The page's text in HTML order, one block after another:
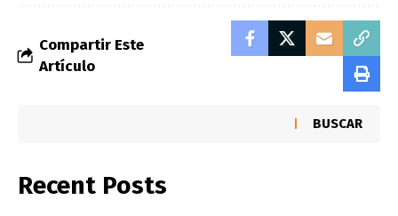
Compartir Este
Artículo
BUSCAR
Recent Posts